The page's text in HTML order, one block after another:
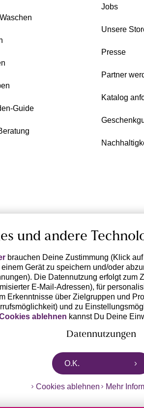
Guide
Jobs
Unsere
Presse
Partner
Katalog
und andere
brauchen Deine Zustimmung (Klick auf
Gerät zu speichern und/oder
Die Datennutzung erfolgt zum
E-Mail-Adressen), für
Erkenntnisse über Zielgruppen und
und zu
ablehnen kannst Du Deine
Datennutzungen
zusammen, die von deinem
Daten zur
bzw. die Übermittlung deiner
O.K.
Cookies ablehnen Mehr